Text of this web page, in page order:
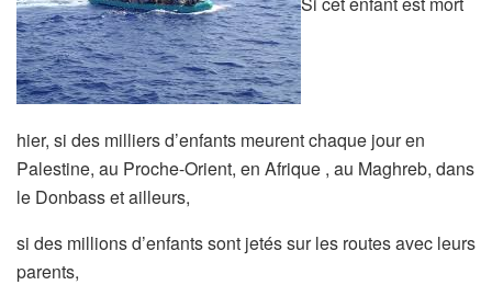
hier, si des milliers d’enfants meurent chaque jour en
Palestine, au Proche-Orient, en Afrique , au Maghreb, dans
le Donbass et ailleurs,
si des millions d’enfants sont jetés sur les routes avec leurs
parents,